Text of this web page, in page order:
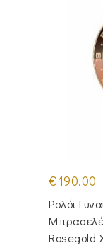
€190.00
Ρολόι
Μπρασελέ
Rosegold